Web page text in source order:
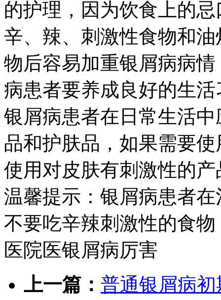
的护理，因为饮食上的
辛、辣、刺激性食物和
物后容易加重银屑病病
病患者要养成良好的生
银屑病患者在日常生活
品和护肤品，如果需要
使用对皮肤有刺激性的
温馨提示：银屑病患者
不要吃辛辣刺激性的食
医院医银屑病厉害
上一篇： 普通银屑病